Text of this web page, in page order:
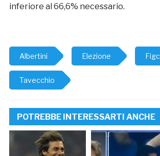
inferiore al 66,6% necessario.
Albertini Elezione Figc
Tavecchio
POTREBBE INTERESSARTI ANCHE